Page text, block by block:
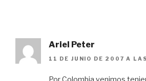
Ariel Peter
11 DE JUNIO DE 2007 A